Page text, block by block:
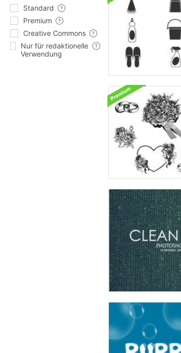
Standard
Premium
Creative Commons
Nur für redaktionelle
Verwendung